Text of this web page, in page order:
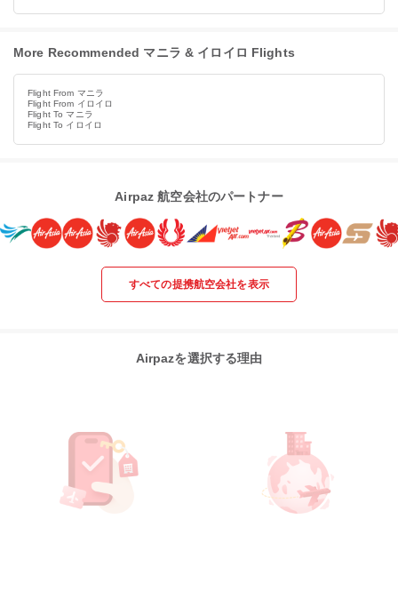
More Recommended マニラ & イロイロ Flights
Flight From マニラ
Flight From イロイロ
Flight To マニラ
Flight To イロイロ
Airpaz 航空会社のパートナー
すべての提携航空会社を表示
Airpazを選択する理由